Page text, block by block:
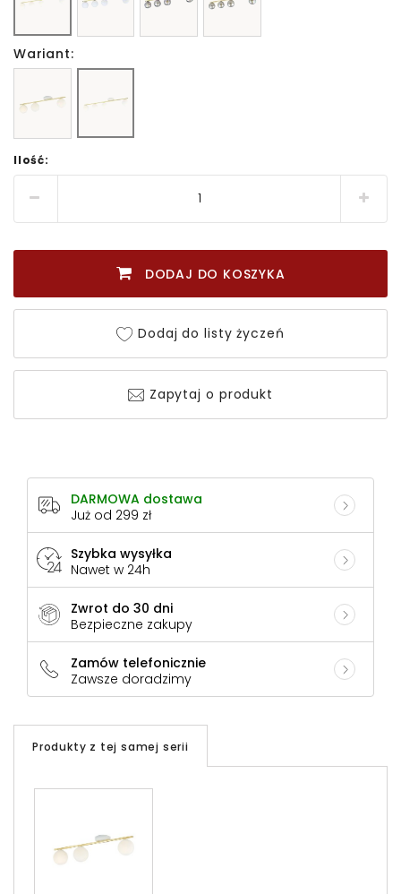
Wariant:
Ilość:
DODAJ DO KOSZYKA
Dodaj do listy życzeń
Zapytaj o produkt
DARMOWA dostawa
Już od 299 zł
Szybka wysyłka
Nawet w 24h
Zwrot do 30 dni
Bezpieczne zakupy
Zamów telefonicznie
Zawsze doradzimy
Produkty z tej samej serii